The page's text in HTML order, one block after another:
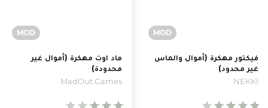
فيكتور مهكرة (أموال والماس
غير محدود)
NEKKI
ماد اوت مهكرة (أموال غير
محدودة)
MadOut Games